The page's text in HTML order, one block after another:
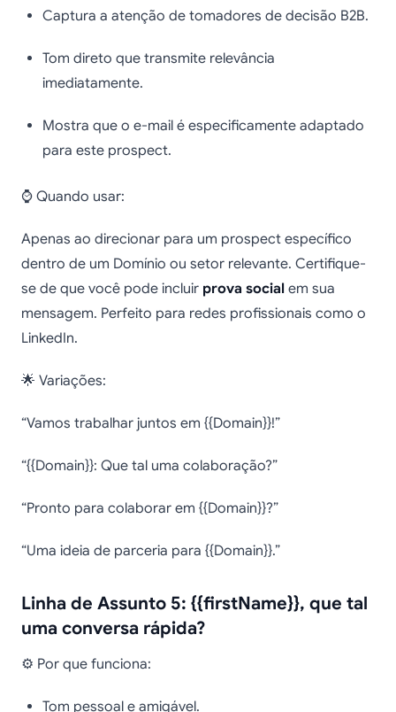
Captura a atenção de tomadores de decisão B2B.
Tom direto que transmite relevância
imediatamente.
Mostra que o e-mail é especificamente adaptado
para este prospect.
⌚ Quando usar:
Apenas ao direcionar para um prospect específico
dentro de um Domínio ou setor relevante. Certifique-
se de que você pode incluir prova social em sua
mensagem. Perfeito para redes profissionais como o
LinkedIn.
🌟 Variações:
“Vamos trabalhar juntos em {{Domain}}!”
“{{Domain}}: Que tal uma colaboração?”
“Pronto para colaborar em {{Domain}}?”
“Uma ideia de parceria para {{Domain}}.”
Linha de Assunto 5: {{firstName}}, que tal
uma conversa rápida?
⚙️ Por que funciona:
Tom pessoal e amigável.